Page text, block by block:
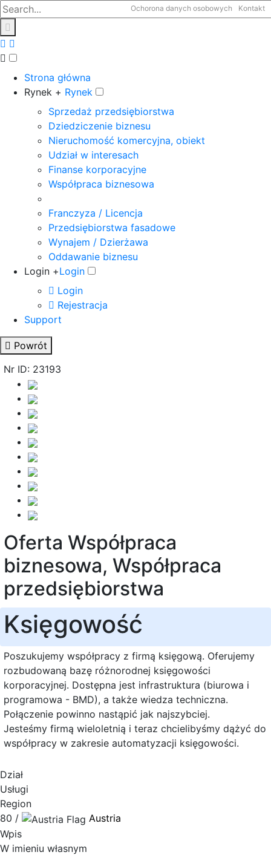
Ochorona danych osobowych Kontakt
Strona główna
Rynek + Rynek
Sprzedaż przedsiębiorstwa
Dziedziczenie biznesu
Nieruchomość komercyjna, obiekt
Udział w interesach
Finanse korporacyjne
Współpraca biznesowa
Franczyza / Licencja
Przedsiębiorstwa fasadowe
Wynajem / Dzierżawa
Oddawanie biznesu
Login +Login
Login
Rejestracja
Support
Powrót
Nr ID: 23193
Oferta Współpraca
biznesowa, Współpraca
przedsiębiorstwa
Księgowość
Poszukujemy współpracy z firmą księgową. Oferujemy
rozbudowaną bazę różnorodnej księgowości
korporacyjnej. Dostępna jest infrastruktura (biurowa i
programowa - BMD), a także wiedza techniczna.
Połączenie powinno nastąpić jak najszybciej.
Jesteśmy firmą wieloletnią i teraz chcielibyśmy dążyć do
współpracy w zakresie automatyzacji księgowości.
Dział
Usługi
Region
80 /
Austria
Wpis
W imieniu własnym